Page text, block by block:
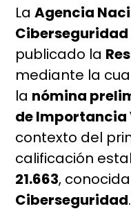
LaAgencia
Ciberseguridad
publicado la
mediante la
la nómina
de Importancia
contexto del
calificación
21.663,
Ciberseguridad.